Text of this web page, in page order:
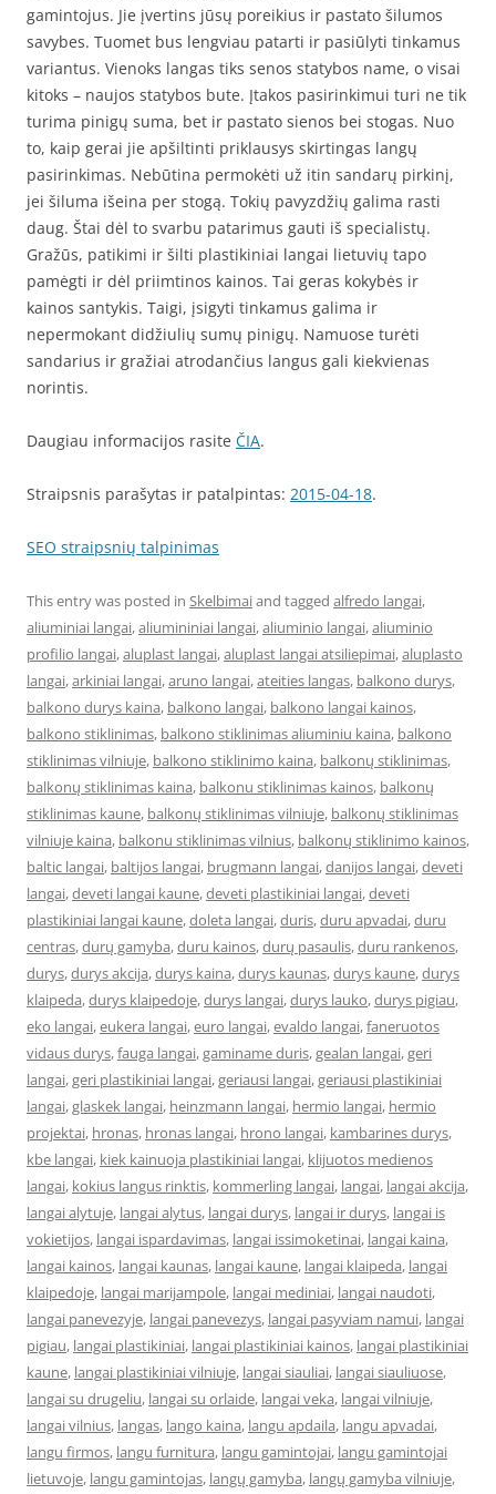
gamintojus. Jie įvertins jūsų poreikius ir pastato šilumos
savybes. Tuomet bus lengviau patarti ir pasiūlyti tinkamus
variantus. Vienoks langas tiks senos statybos name, o visai
kitoks – naujos statybos bute. Įtakos pasirinkimui turi ne tik
turima pinigų suma, bet ir pastato sienos bei stogas. Nuo
to, kaip gerai jie apšiltinti priklausys skirtingas langų
pasirinkimas. Nebūtina permokėti už itin sandarų pirkinį,
jei šiluma išeina per stogą. Tokių pavyzdžių galima rasti
daug. Štai dėl to svarbu patarimus gauti iš specialistų.
Gražūs, patikimi ir šilti plastikiniai langai lietuvių tapo
pamėgti ir dėl priimtinos kainos. Tai geras kokybės ir
kainos santykis. Taigi, įsigyti tinkamus galima ir
nepermokant didžiulių sumų pinigų. Namuose turėti
sandarius ir gražiai atrodančius langus gali kiekvienas
norintis.
Daugiau informacijos rasite ČIA.
Straipsnis parašytas ir patalpintas: 2015-04-18.
SEO straipsnių talpinimas
This entry was posted in Skelbimaiand tagged alfredo langai,
aliuminiai langai,aliumininiai langai,aliuminio langai,aliuminio
profilio langai,aluplast langai,aluplast langai atsiliepimai,aluplasto
langai,arkiniai langai,aruno langai,ateities langas, balkono durys,
balkono durys kaina, balkono langai, balkono langai kainos,
balkono stiklinimas, balkono stiklinimas aliuminiu kaina, balkono
stiklinimas vilniuje, balkono stiklinimo kaina, balkonų stiklinimas,
balkonų stiklinimas kaina, balkonu stiklinimas kainos, balkonų
stiklinimas kaune, balkonų stiklinimas vilniuje, balkonų stiklinimas
vilniuje kaina, balkonu stiklinimas vilnius, balkonų stiklinimo kainos,
baltic langai, baltijos langai, brugmann langai,danijos langai,deveti
langai,deveti langai kaune,deveti plastikiniai langai,deveti
plastikiniai langai kaune,doleta langai,duris,duru apvadai,duru
centras,durų gamyba,duru kainos,durų pasaulis,duru rankenos,
durys,durys akcija,durys kaina,durys kaunas,durys kaune,durys
klaipeda,durys klaipedoje,durys langai,durys lauko,durys pigiau,
eko langai,eukera langai,euro langai,evaldo langai,faneruotos
vidaus durys,fauga langai,gaminame duris,gealan langai,geri
langai,geri plastikiniai langai,geriausi langai,geriausi plastikiniai
langai,glaskek langai, heinzmann langai, hermio langai, hermio
projektai, hronas, hronas langai, hrono langai, kambarines durys,
kbe langai, kiek kainuoja plastikiniai langai, klijuotos medienos
langai, kokius langus rinktis, kommerling langai, langai, langai akcija,
langai alytuje, langai alytus, langai durys, langai ir durys, langai is
vokietijos, langai ispardavimas, langai issimoketinai, langai kaina,
langai kainos, langai kaunas, langai kaune, langai klaipeda, langai
klaipedoje, langai marijampole, langai mediniai, langai naudoti,
langai panevezyje, langai panevezys, langai pasyviam namui, langai
pigiau, langai plastikiniai, langai plastikiniai kainos, langai plastikiniai
kaune, langai plastikiniai vilniuje, langai siauliai, langai siauliuose,
langai su drugeliu, langai su orlaide, langai veka, langai vilniuje,
langai vilnius, langas, lango kaina, langu apdaila, langu apvadai,
langu firmos, langu furnitura, langu gamintojai, langu gamintojai
lietuvoje, langu gamintojas, langų gamyba, langų gamyba vilniuje,